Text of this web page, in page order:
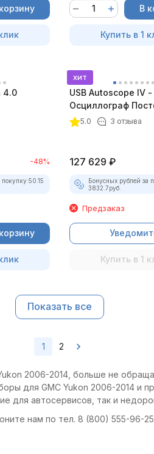
В
Купить в 1
4.0
-48%
покупку:50.15
хит
USB Autoscope IV -
Осциллограф
4 (полный
5.0 3 отзыва
127 629 ₽
Бонусных рублей за
3832.7руб.
Предзаказ
Купить в 1
Показать все
1 2
2006-2014, больше не
для GMC Yukon 2006-2014 и
для автосервисов, так и
нам по тел. 8 (800) 555-96-